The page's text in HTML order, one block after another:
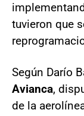
tuvieron que
Según Darío
Avianca,
de la